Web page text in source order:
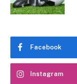
Facebook
Instagram